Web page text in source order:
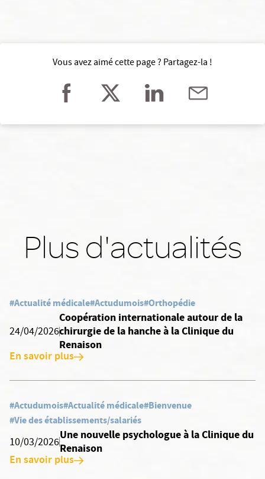
Vous avez aimé cette page ? Partagez-la !
Plus d'actualités
#Actualité médicale#Actudumois#Orthopédie
24/04/2026
Coopération internationale autour de la
chirurgie de la hanche à la Clinique du
Renaison
En savoir plus
#Actudumois#Actualité médicale#Bienvenue
#Vie des établissements/salariés
10/03/2026
Une nouvelle psychologue à la Clinique du
Renaison
En savoir plus